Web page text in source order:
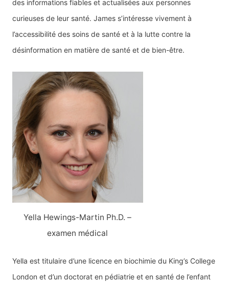
des informations fiables et actualisées aux personnes
curieuses de leur santé. James s’intéresse vivement à
l’accessibilité des soins de santé et à la lutte contre la
désinformation en matière de santé et de bien-être.
Yella Hewings-Martin Ph.D. –
examen médical
Yella est titulaire d’une licence en biochimie du King’s College
London et d’un doctorat en pédiatrie et en santé de l’enfant